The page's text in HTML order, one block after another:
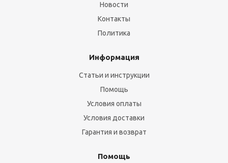
Новости
Контакты
Политика
Информация
Статьи и инструкции
Помощь
Условия оплаты
Условия доставки
Гарантия и возврат
Помощь